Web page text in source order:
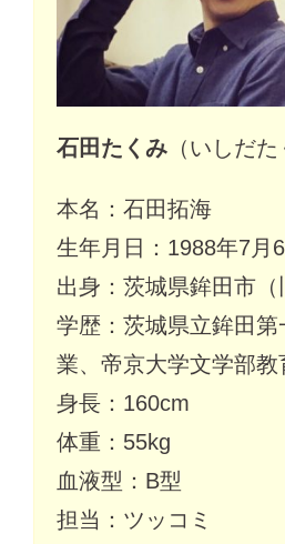
石田たくみ （いしだ
本名：石田拓海
生年月日：1988年7月6
出身：茨城県鉾田市（
学歴：茨城県立鉾田第
業、帝京大学文学部教
身長：160cm
体重：55kg
血液型：B型
担当：ツッコミ